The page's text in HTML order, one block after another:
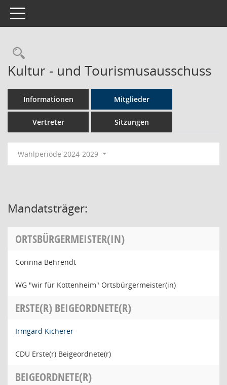
Toggle navigation
Rechercheauswahl
Kultur - und Tourismusausschuss
Informationen Mitglieder
Vertreter Sitzungen
Wahlperiode 2024-2029
Mandatsträger:
ORTSBÜRGERMEISTER(IN)
Corinna Behrendt
WG "wir für Kottenheim" Ortsbürgermeister(in)
ERSTE(R) BEIGEORDNETE(R)
Irmgard Kicherer
CDU Erste(r) Beigeordnete(r)
BEIGEORDNETE(R)